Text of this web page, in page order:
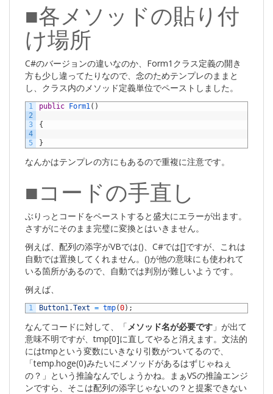
■各メソッドの貼り付
け場所
C#のバージョンの違いなのか、Form1クラス定義の開き
方も少し違ってたりなので、念のためテンプレのままと
し、クラス内のメソッド定義単位でペーストしました。
1
2
3
4
5
public Form1( )
{
}
なんかはテンプレの方にもあるので重複に注意です。
■コードの手直し
ぶりっとコードをペーストすると盛大にエラーが出ます。
さすがにそのまま完璧に変換とはいきません。
例えば、配列の添字がVBでは()、C#では[]ですが、これは
自動では置換してくれません。()が他の意味にも使われて
いる箇所があるので、自動では判別が難しいようです。
例えば、
1 Button1.Text = tmp(0) ;
なんてコードに対して、「メソッド名が必要です 」が出て
意味不明ですが、tmp[0]に直してやると消えます。文法的
にはtmpという変数にいきなり引数がついてるので、
「temp.hoge(0)みたいにメソッドがあるはずじゃねぇ
の？」という推論なんでしょうかね。まぁVSの推論エンジ
ンですら、そこは配列の添字じゃないの？と提案できない